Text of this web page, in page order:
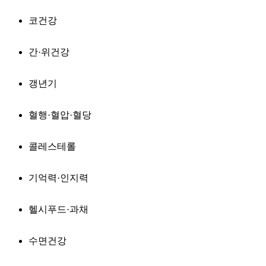
코건강
간·위건강
갱년기
혈행·혈압·혈당
콜레스테롤
기억력·인지력
헬시푸드·과채
수면건강